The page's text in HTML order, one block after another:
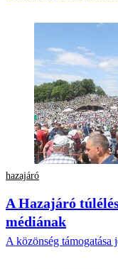
hazajáró
A Hazajáró
médiának
A közönség